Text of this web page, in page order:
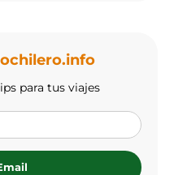
para tus viajes